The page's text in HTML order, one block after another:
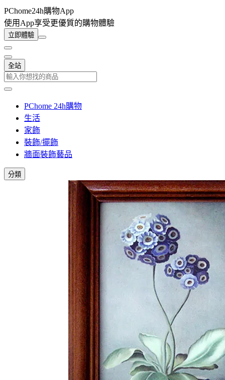
PChome24h購物App
使用App享受更優質的購物體驗
立即體驗
全站
PChome 24h購物
生活
家飾
裝飾/擺飾
牆面裝飾藝品
分類